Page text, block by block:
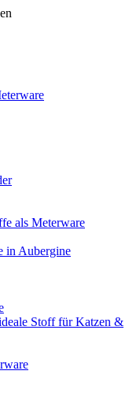
als Meterware
in Aubergine
Stoff für Katzen &